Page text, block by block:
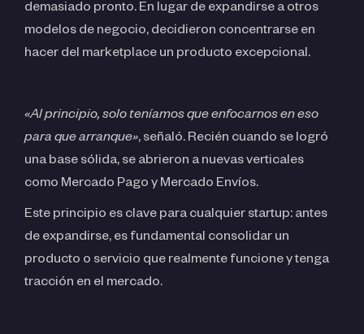
demasiado pronto. En lugar de expandirse a otros
modelos de negocio, decidieron concentrarse en
hacer del marketplace un producto excepcional.
«Al principio, solo teníamos que enfocarnos en eso
para que arranque», señaló. Recién cuando se logró
una base sólida, se abrieron a nuevas verticales
como Mercado Pago y Mercado Envíos.
Este principio es clave para cualquier startup: antes
de expandirse, es fundamental consolidar un
producto o servicio que realmente funcione y tenga
tracción en el mercado.